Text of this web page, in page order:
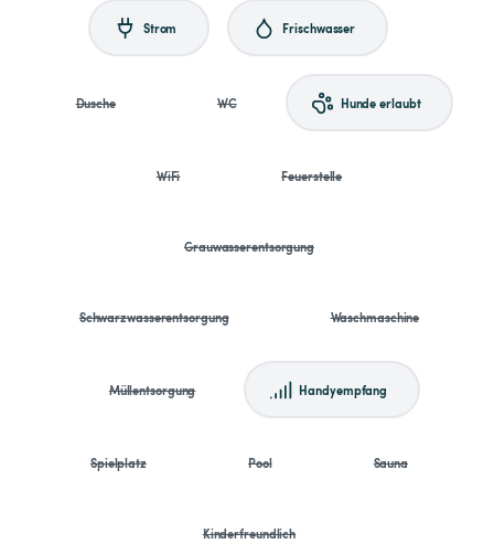
Strom Frischwasser
Dusche WC Hunde erlaubt
WiFi Feuerstelle
Grauwasserentsorgung
Schwarzwasserentsorgung Waschmaschine
Müllentsorgung Handyempfang
Spielplatz Pool Sauna
Kinderfreundlich